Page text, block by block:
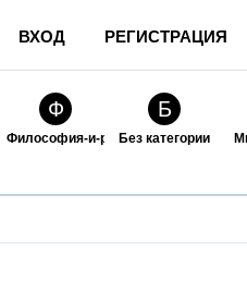
ВХОД РЕГИСТРАЦИЯ
Ф
Философия-и-религия
Б
Без категории